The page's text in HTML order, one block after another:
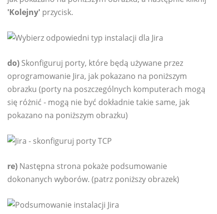
'Kolejny' przycisk.
do) Skonfiguruj porty, które będą używane przez
oprogramowanie Jira, jak pokazano na poniższym
obrazku (porty na poszczególnych komputerach mogą
się różnić - mogą nie być dokładnie takie same, jak
pokazano na poniższym obrazku)
re) Następna strona pokaże podsumowanie
dokonanych wyborów. (patrz poniższy obrazek)